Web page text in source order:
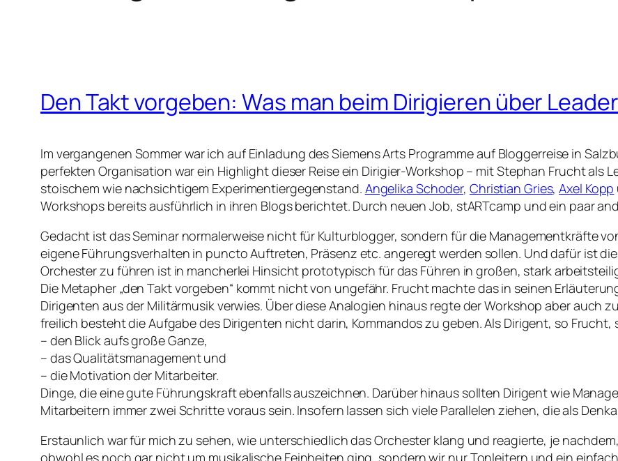
Den Takt vorgeben: Was man beim Dirigieren über
Im vergangenen Sommer war ich auf Einladung des Siemens Arts Programme auf Bloggerreise in
perfekten Organisation war ein Highlight dieser Reise ein Dirigier-Workshop – mit Stephan Frucht als
stoischem wie nachsichtigem Experimentiergegenstand. Angelika Schoder, Christian Gries,Axel Kopp
Workshops bereits ausführlich in ihren Blogs berichtet. Durch neuen Job, stARTcamp und ein paar
Gedacht ist das Seminar normalerweise nicht für Kulturblogger, sondern für die Managementkräfte
eigene Führungsverhalten in puncto Auftreten, Präsenz etc. angeregt werden sollen. Und dafür ist
Orchester zu führen ist in mancherlei Hinsicht prototypisch für das Führen in großen, stark
Die Metapher „den Takt vorgeben“ kommt nicht von ungefähr. Frucht machte das in seinen
Dirigenten aus der Militärmusik verwies. Über diese Analogien hinaus regte der Workshop aber auch
freilich besteht die Aufgabe des Dirigenten nicht darin, Kommandos zu geben. Als Dirigent, so
– den Blick aufs große Ganze,
– das Qualitätsmanagement und
– die Motivation der Mitarbeiter.
Dinge, die eine gute Führungskraft ebenfalls auszeichnen. Darüber hinaus sollten Dirigent wie
Mitarbeitern immer zwei Schritte voraus sein. Insofern lassen sich viele Parallelen ziehen, die als
Erstaunlich war für mich zu sehen, wie unterschiedlich das Orchester klang und reagierte, je